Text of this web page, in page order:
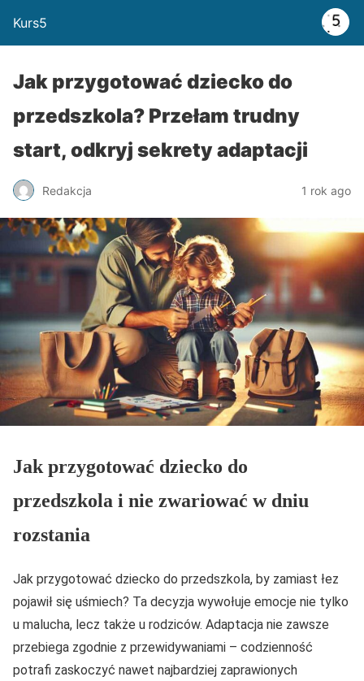
Kurs5
Jak przygotować dziecko do
przedszkola? Przełam trudny
start, odkryj sekrety adaptacji
Redakcja 1 rok ago
Jak przygotować dziecko do
przedszkola i nie zwariować w dniu
rozstania
Jak przygotować dziecko do przedszkola, by zamiast łez
pojawił się uśmiech? Ta decyzja wywołuje emocje nie tylko
u malucha, lecz także u rodziców. Adaptacja nie zawsze
przebiega zgodnie z przewidywaniami – codzienność
potrafi zaskoczyć nawet najbardziej zaprawionych